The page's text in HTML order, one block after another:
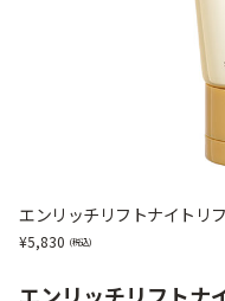
エンリッチリフトナイトリ
5,830